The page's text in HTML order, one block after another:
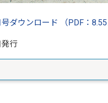
ダウンロード （PDF：8.55
行